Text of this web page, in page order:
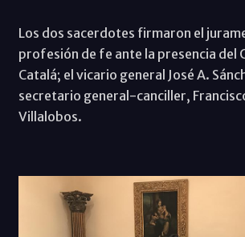
Los dos sacerdotes firmaron el
profesión de fe ante la presencia del
Catalá; el vicario general José A.
secretario general-canciller,
Villalobos.